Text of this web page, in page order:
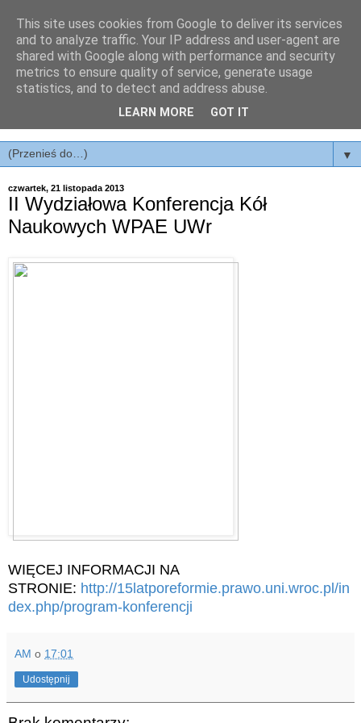
ISKRA
Interdyscyplinarne Studenckie Koło Rozwoju Administracji
na Wydziale Prawa, Administracji i Ekonomii Uniwersytetu
▼
czwartek, 21 listopada 2013
II Wydziałowa Konferencja Kół
Naukowych WPAE UWr
WIĘCEJ INFORMACJI NA
STRONIE: http://15latporeformie.prawo.uni.wroc.pl/in
dex.php/program-konferencji
AM o 17:01
Udostępnij
This site uses cookies from Google to deliver its services
and to analyze traffic. Your IP address and user-agent are
shared with Google along with performance and security
metrics to ensure quality of service, generate usage
statistics, and to detect and address abuse.
LEARN MORE GOT IT